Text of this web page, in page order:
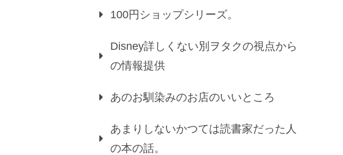
100円ショップシリーズ。
Disney詳しくない別ヲタクの視点から
の情報提供
あのお馴染みのお店のいいところ
あまりしないかつては読書家だった人
の本の話。